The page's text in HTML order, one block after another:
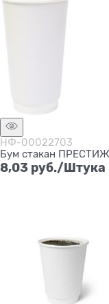
НФ-00022703
Бум стакан
8,03 руб./Штука